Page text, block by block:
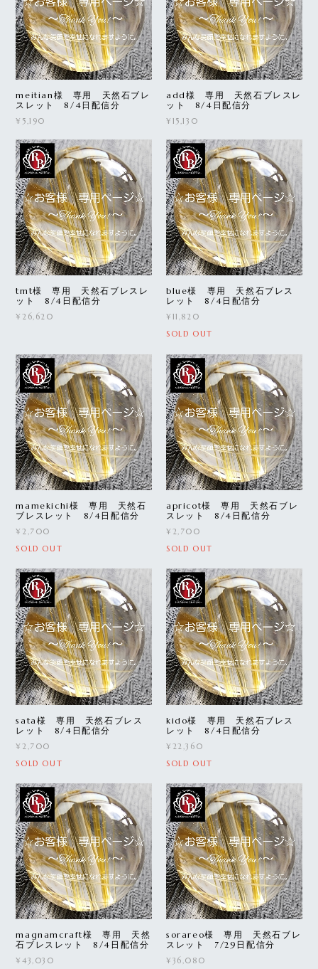
meitian様 専用 天然石ブレ
スレット 8/4日配信分
¥5,190
add様 専用 天然石ブレスレ
ット 8/4日配信分
¥15,130
tmt様 専用 天然石ブレスレ
ット 8/4日配信分
¥26,620
blue様 専用 天然石ブレス
レット 8/4日配信分
¥11,820
SOLD OUT
mamekichi様 専用 天然石
ブレスレット 8/4日配信分
¥2,700
SOLD OUT
apricot様 専用 天然石ブレ
スレット 8/4日配信分
¥2,700
SOLD OUT
sata様 専用 天然石ブレス
レット 8/4日配信分
¥2,700
SOLD OUT
kido様 専用 天然石ブレス
レット 8/4日配信分
¥22,360
SOLD OUT
magnamcraft様 専用 天然
石ブレスレット 8/4日配信分
¥43,030
sorareo様 専用 天然石ブレ
スレット 7/29日配信分
¥36,080